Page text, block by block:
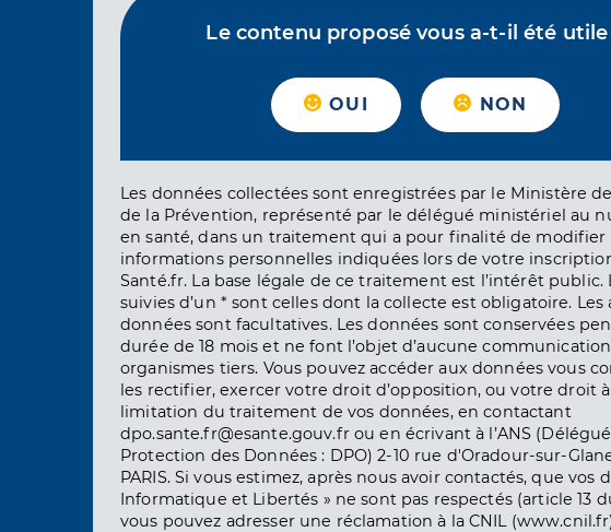
Le contenu proposé vous a-t-il été utile
OUI NON
Les données collectées sont enregistrées par le Ministère
de la Prévention, représenté par le délégué ministériel au
en santé, dans un traitement qui a pour finalité de modifier
informations personnelles indiquées lors de votre
Santé.fr. La base légale de ce traitement est l’intérêt public.
suivies d’un * sont celles dont la collecte est obligatoire. Les
données sont facultatives. Les données sont conservées
durée de 18 mois et ne font l’objet d’aucune
organismes tiers. Vous pouvez accéder aux données vous
les rectifier, exercer votre droit d’opposition, ou votre droit
limitation du traitement de vos données, en contactant
dpo.sante.fr@esante.gouv.fr ou en écrivant à l’ANS
Protection des Données : DPO) 2-10 rue d'Oradour-sur-
PARIS. Si vous estimez, après nous avoir contactés, que vos
Informatique et Libertés » ne sont pas respectés (article 13
vous pouvez adresser une réclamation à la CNIL